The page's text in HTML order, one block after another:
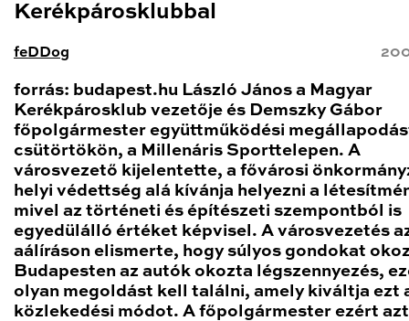
Kerékpárosklubbal
feDDog
forrás: budapest.hu László János a Magyar
Kerékpárosklub vezetője és Demszky Gábor
főpolgármester együttműködési
csütörtökön, a Millenáris Sporttelepen. A
városvezető kijelentette, a fővárosi
helyi védettség alá kívánja helyezni a
mivel az történeti és építészeti szempontból is
egyedülálló értéket képvisel. A városvezetés
aálíráson elismerte, hogy súlyos gondokat
Budapesten az autók okozta légszennyezés,
olyan megoldást kell találni, amely kiváltja ezt
közlekedési módot. A főpolgármester ezért azt